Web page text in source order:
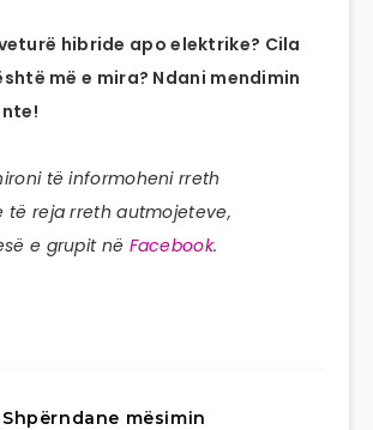
hibride apo elektrike? Cila
më e mira? Ndani mendimin
të informoheni rreth
të reja rreth autmojeteve,
e grupit në Facebook.
Shpërndane mësimin